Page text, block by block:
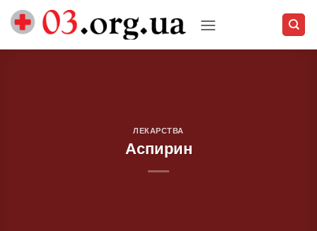
Skip
ЛЕКАРСТВА
Аспирин